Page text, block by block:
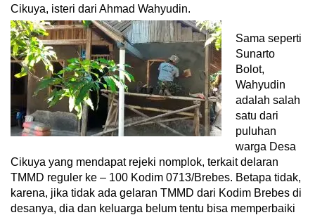
Cikuya, isteri dari Ahmad Wahyudin.
Sama seperti
Sunarto
Bolot,
Wahyudin
adalah salah
satu dari
puluhan
warga Desa
Cikuya yang mendapat rejeki nomplok, terkait delaran
TMMD reguler ke – 100 Kodim 0713/Brebes. Betapa tidak,
karena, jika tidak ada gelaran TMMD dari Kodim Brebes di
desanya, dia dan keluarga belum tentu bisa memperbaiki